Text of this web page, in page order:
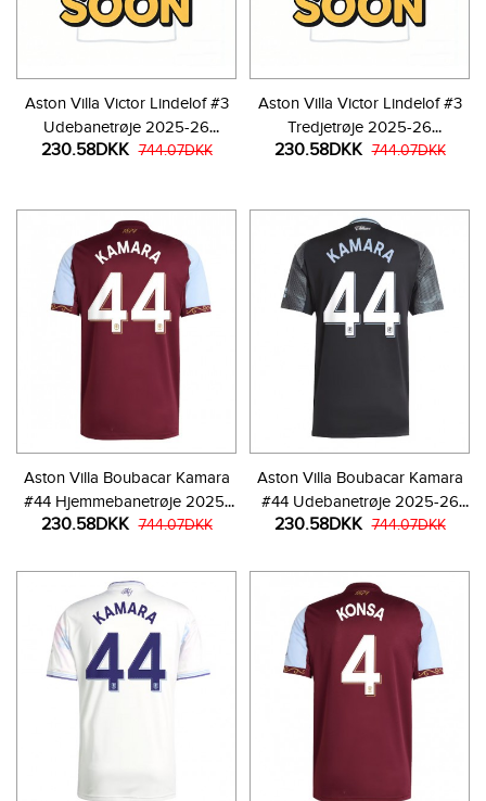
Aston Villa Victor Lindelof #3
Udebanetrøje 2025-26
Kortærmet
230.58DKK 744.07DKK
Aston Villa Victor Lindelof #3
Tredjetrøje 2025-26
Kortærmet
230.58DKK 744.07DKK
Aston Villa Boubacar Kamara
#44 Hjemmebanetrøje 2025-
26 Kortærmet
230.58DKK 744.07DKK
Aston Villa Boubacar Kamara
#44 Udebanetrøje 2025-26
Kortærmet
230.58DKK 744.07DKK